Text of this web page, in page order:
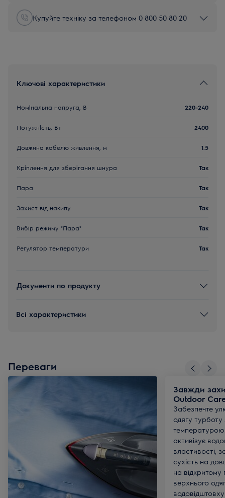
Купуйте техніку за телефоном 0 800 50 80 20
Ключові характеристики
Номінальна напруга, В 220-240
Потужність, Вт 2400
Довжина кабелю живлення, м 1.5
Кріплення для зберігання шнура Так
Пара Так
Захист від накипу Так
Вибір режиму "Пара" Так
Регулятор температури Так
Документи по продукту
Всі характеристики
Переваги
Завжди
Outdoor
Забезпечте
одягу турботу
активізує
властивості,
сухість на
на відкритому
верхнього